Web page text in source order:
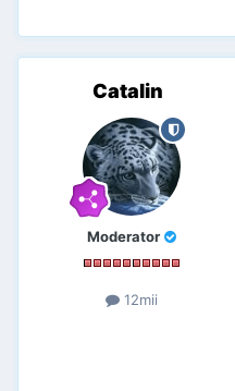
Catalin
Moderator
12mii